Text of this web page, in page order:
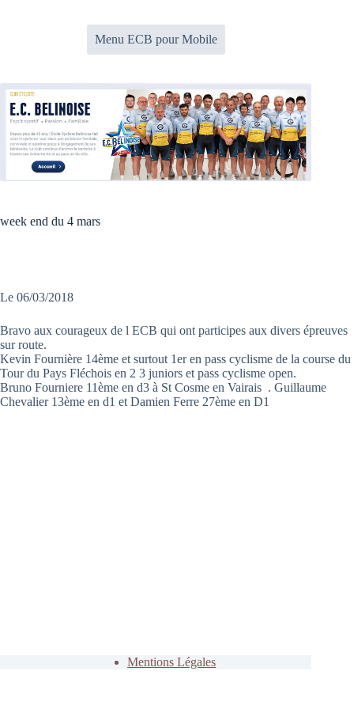
Menu ECB pour Mobile
week end du 4 mars
Le 06/03/2018
Bravo aux courageux de l ECB qui ont participes aux divers épreuves
sur route.
Kevin Fournière 14ème et surtout 1er en pass cyclisme de la course du
Tour du Pays Fléchois en 2 3 juniors et pass cyclisme open.
Bruno Fourniere 11ème en d3 à St Cosme en Vairais . Guillaume
Chevalier 13ème en d1 et Damien Ferre 27ème en D1
Mentions Légales